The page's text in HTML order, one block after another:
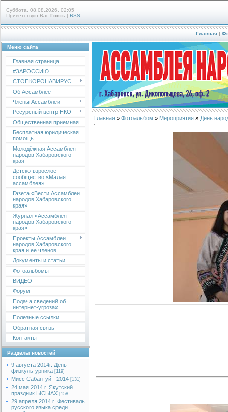
Суббота, 08.08.2026, 02:05
Приветствую Вас Гость | RSS
Главная |
Меню сайта
Главная страница
#ЗАРОССИЮ
СТОПКОРОНАВИРУС
Об Ассамблее
Члены Ассамблеи
Ресурсный центр НКО
Общественная приемная
Бесплатная юридическая
помощь
Молодёжная Ассамблея
народов Хабаровского
края
Детско-взрослое
сообщество «Малая
ассамблея»
Газета «Вести Ассамблеи
народов Хабаровского
края»
Журнал «Ассамблея
народов Хабаровского
края»
Проекты Ассамблеи
народов Хабаровского
края и ее членов
Документы и статьи
Фотоальбомы
ВИДЕО
Форум
Подача сведений об
интернет-угрозах
Полезные ссылки
Обратная связь
Контакты
Разделы новостей
9 августа 2014г. День
физкультурника [119]
Мисс Сабантуй - 2014 [131]
24 мая 2014 г. Якутский
праздник ЫСЫАХ [158]
29 апреля 2014 г. Фестиваль
русского языка среди
Главная » Фотоальбом » Мероприятия » День